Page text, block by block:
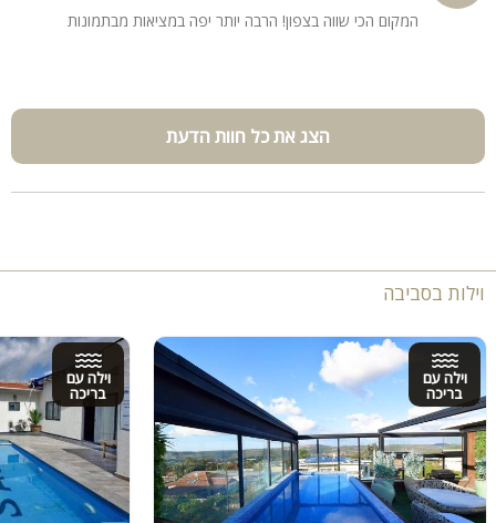
המקום הכי שווה בצפון! הרבה יותר יפה במציאות מבתמונות
הצג את כל חוות הדעת
וילות בסביבה
וילה עם
בריכה
וילה עם
בריכה